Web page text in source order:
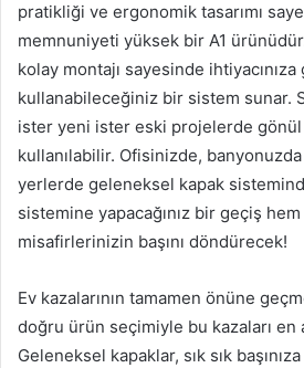
pratikliği ve ergonomik tasarımı
memnuniyeti yüksek bir A1
kolay montajı sayesinde
kullanabileceğiniz bir sistem sunar.
ister yeni ister eski projelerde gönül
kullanılabilir. Ofisinizde,
yerlerde geleneksel kapak
sistemine yapacağınız bir geçiş
misafirlerinizin başını döndürecek!
Ev kazalarının tamamen önüne
doğru ürün seçimiyle bu kazaları
Geleneksel kapaklar, sık sık